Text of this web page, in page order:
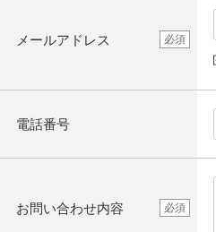
メールアドレス 必須
電話番号
お問い合わせ内容 必須